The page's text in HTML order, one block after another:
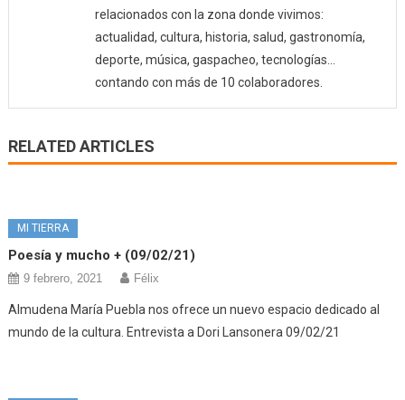
relacionados con la zona donde vivimos:
actualidad, cultura, historia, salud, gastronomía,
deporte, música, gaspacheo, tecnologías…
contando con más de 10 colaboradores.
RELATED ARTICLES
MI TIERRA
Poesía y mucho + (09/02/21)
9 febrero, 2021 Félix
Almudena María Puebla nos ofrece un nuevo espacio dedicado al
mundo de la cultura. Entrevista a Dori Lansonera 09/02/21